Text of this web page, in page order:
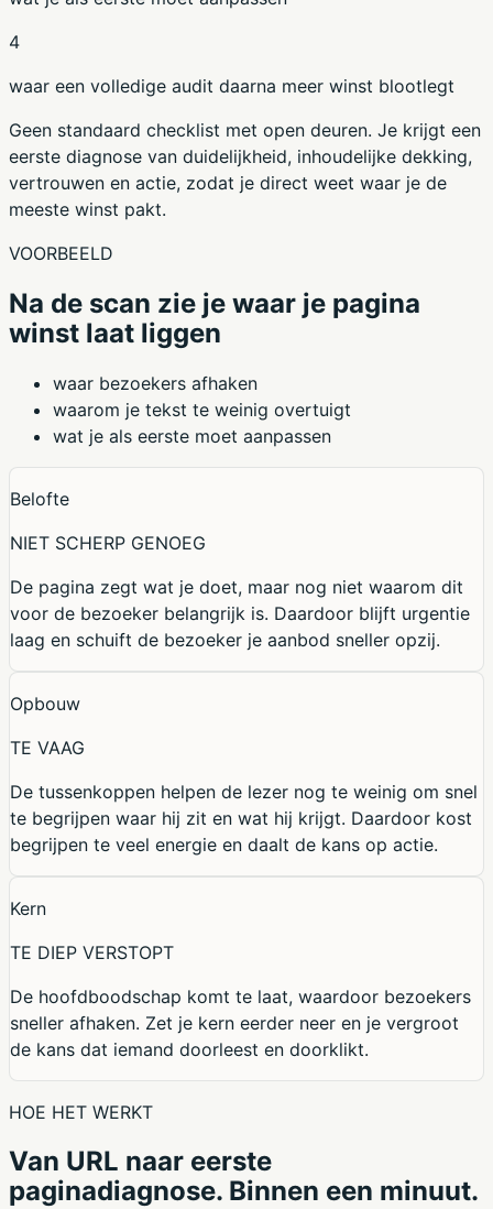
4
waar een volledige audit daarna meer winst blootlegt
Geen standaard checklist met open deuren. Je krijgt een
eerste diagnose van duidelijkheid, inhoudelijke dekking,
vertrouwen en actie, zodat je direct weet waar je de
meeste winst pakt.
VOORBEELD
Na de scan zie je waar je pagina
winst laat liggen
waar bezoekers afhaken
waarom je tekst te weinig overtuigt
wat je als eerste moet aanpassen
Belofte
NIET SCHERP GENOEG
De pagina zegt wat je doet, maar nog niet waarom dit
voor de bezoeker belangrijk is. Daardoor blijft urgentie
laag en schuift de bezoeker je aanbod sneller opzij.
Opbouw
TE VAAG
De tussenkoppen helpen de lezer nog te weinig om snel
te begrijpen waar hij zit en wat hij krijgt. Daardoor kost
begrijpen te veel energie en daalt de kans op actie.
Kern
TE DIEP VERSTOPT
De hoofdboodschap komt te laat, waardoor bezoekers
sneller afhaken. Zet je kern eerder neer en je vergroot
de kans dat iemand doorleest en doorklikt.
HOE HET WERKT
Van URL naar eerste
paginadiagnose. Binnen een minuut.